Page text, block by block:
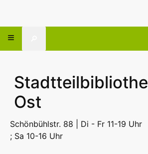
Ost
Schönbühlstr. 88 | Di - Fr 11-19 Uhr
; Sa 10-16 Uhr